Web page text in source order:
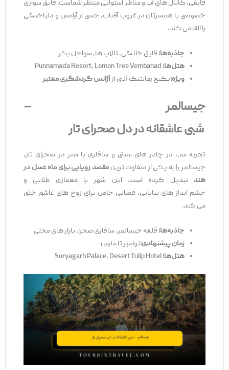
قایقی، کانال‌ های آب و مناظر استوایی منتظر شماست. قایق ‌سواری
خصوصی با همسرتان در غروب آفتاب، حسی از آرامش و دلباختگی
را القا می‌ کند.
جاذبه‌ها:قایق خانگی، تالاب‌ ها، سواحل بکر
هتل‌ها:Punnamada Resort، Lemon Tree Vembanad
ویژه:پکیج رمانتیک آلپی از آژانس گردشگریمعتبر
جیسالمر
–
شبیعاشقانهدردلصحرایتار
تجربه شب در چادر های سنتی و سافاری با شتر در صحرای تار،
جیسالمر را به یکی از متفاوت ‌ترینمقصد رویایی برای ماه عسل در
هندتبدیل کرده است. این شهر با معماری طلایی و
چشم ‌انداز های بیابانی، فضایی خاص برای زوج ‌های عاشق خلق
می‌ کند.
جاذبه‌ها:قلعه جیسالمر، سافاری صحرا، بازار های محلی
زمان پیشنهادی:نوامبر تا مارس
هتل‌ها:Suryagarh Palace، Desert Tulip Hotel